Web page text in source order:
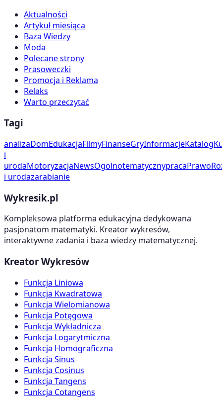
Aktualności
Artykuł miesiąca
Baza Wiedzy
Moda
Polecane strony
Prasoweczki
Promocja i Reklama
Relaks
Warto przeczytać
Tagi
analizaDomEdukacjaFilmyFinanseGryInformacjeKatalog
i
urodaMotoryzacjaNewsOgolnotematycznypracaPrawo
i urodazarabianie
Wykresik.pl
Kompleksowa platforma edukacyjna dedykowana
pasjonatom matematyki. Kreator wykresów,
interaktywne zadania i baza wiedzy matematycznej.
Kreator Wykresów
Funkcja Liniowa
Funkcja Kwadratowa
Funkcja Wielomianowa
Funkcja Potęgowa
Funkcja Wykładnicza
Funkcja Logarytmiczna
Funkcja Homograficzna
Funkcja Sinus
Funkcja Cosinus
Funkcja Tangens
Funkcja Cotangens